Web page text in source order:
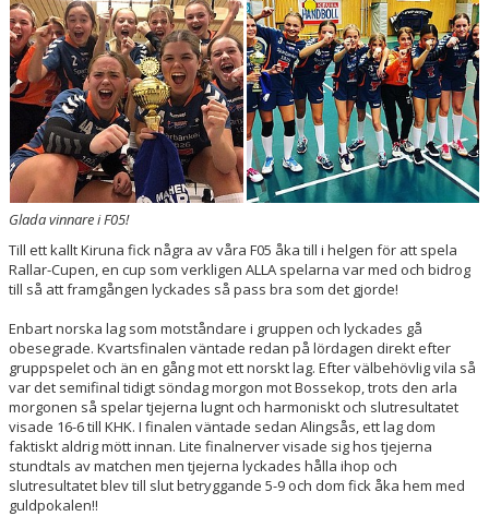
HANDBOLLSSKOLA
PARTNERSKAP
FÖRENINGEN
OM OSS
KONTAKT
Glada vinnare i F05!
Till ett kallt Kiruna fick några av våra F05 åka till i helgen för att spela
Rallar-Cupen, en cup som verkligen ALLA spelarna var med och bidrog
till så att framgången lyckades så pass bra som det gjorde!
Enbart norska lag som motståndare i gruppen och lyckades gå
obesegrade. Kvartsfinalen väntade redan på lördagen direkt efter
gruppspelet och än en gång mot ett norskt lag. Efter välbehövlig vila så
var det semifinal tidigt söndag morgon mot Bossekop, trots den arla
morgonen så spelar tjejerna lugnt och harmoniskt och slutresultatet
visade 16-6 till KHK. I finalen väntade sedan Alingsås, ett lag dom
faktiskt aldrig mött innan. Lite finalnerver visade sig hos tjejerna
stundtals av matchen men tjejerna lyckades hålla ihop och
slutresultatet blev till slut betryggande 5-9 och dom fick åka hem med
guldpokalen!!